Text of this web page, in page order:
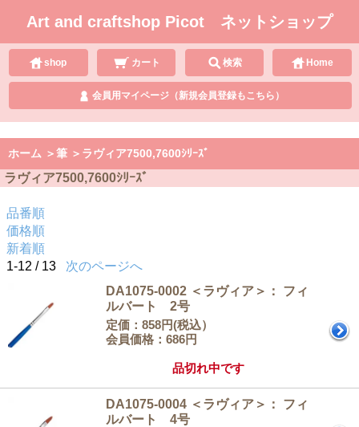
Art and craftshop Picot ネットショップ
shop カート 検索 Home
会員用マイページ（新規会員登録もこちら）
ホーム ＞筆 ＞ ラヴィア7500,7600ｼﾘｰｽﾞ
ラヴィア7500,7600ｼﾘｰｽﾞ
品番順
価格順
新着順
1-12 / 13
次のページへ
DA1075-0002 ＜ラヴィア＞： フィ
ルバート 2号
定価：858円(税込）
会員価格：686円
品切れ中です
DA1075-0004 ＜ラヴィア＞： フィ
ルバート 4号